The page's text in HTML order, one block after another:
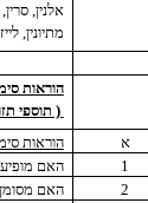
אלנין,
מתיונין,
הוראות
( תוספי תזונה)
א
הוראות
1 האם
2
האם